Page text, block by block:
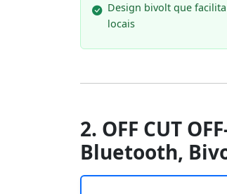
Design bivolt que
locais
2. OFF CUT
Bluetooth,